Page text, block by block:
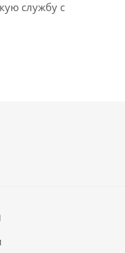
службу с